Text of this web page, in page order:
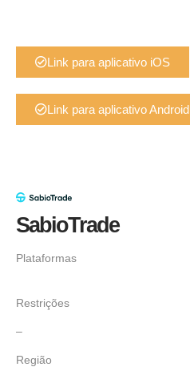
Link para aplicativo iOS
Link para aplicativo Android
SabioTrade
Plataformas
Restrições
–
Região